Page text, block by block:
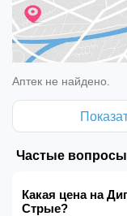
Аптек не найдено.
Частые вопросы
Какая цена на
Стрые?